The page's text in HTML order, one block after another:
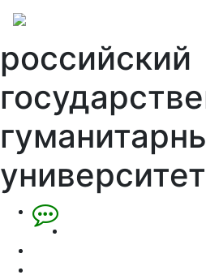
российский
университет